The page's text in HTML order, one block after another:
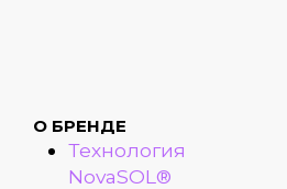
О БРЕНДЕ
Технология
NovaSOL®